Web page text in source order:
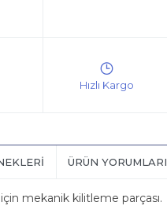
ÜRÜN YORUMLARI
mekanik kilitleme parçası.